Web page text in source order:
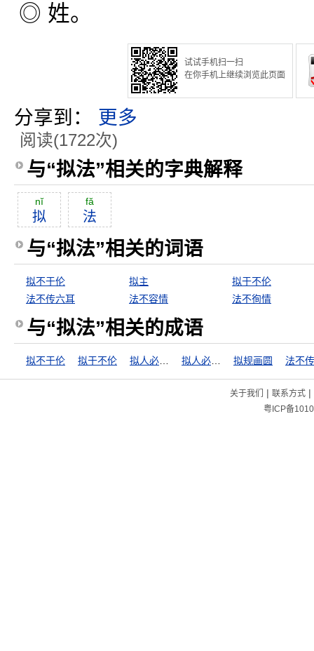
◎ 姓。
试试手机扫一扫
在你手机上继续浏览此页面
分享到： 更多
阅读(1722次)
与“拟法”相关的字典解释
nĭ
拟
fă
法
与“拟法”相关的词语
拟不于伦 拟主
拟于不伦
法不传六耳
法不容情 法不徇情
与“拟法”相关的成语
拟不于伦 拟于不伦 拟规画圆
关于我们 | 联系方式|
粤ICP备